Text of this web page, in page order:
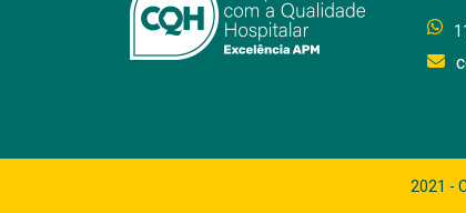
2021 -